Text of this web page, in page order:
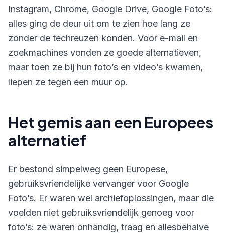
Instagram, Chrome, Google Drive, Google Foto’s:
alles ging de deur uit om te zien hoe lang ze
zonder de techreuzen konden. Voor e-mail en
zoekmachines vonden ze goede alternatieven,
maar toen ze bij hun foto’s en video’s kwamen,
liepen ze tegen een muur op.
Het gemis aan een Europees
alternatief
Er bestond simpelweg geen Europese,
gebruiksvriendelijke vervanger voor Google
Foto’s. Er waren wel archiefoplossingen, maar die
voelden niet gebruiksvriendelijk genoeg voor
foto’s: ze waren onhandig, traag en allesbehalve